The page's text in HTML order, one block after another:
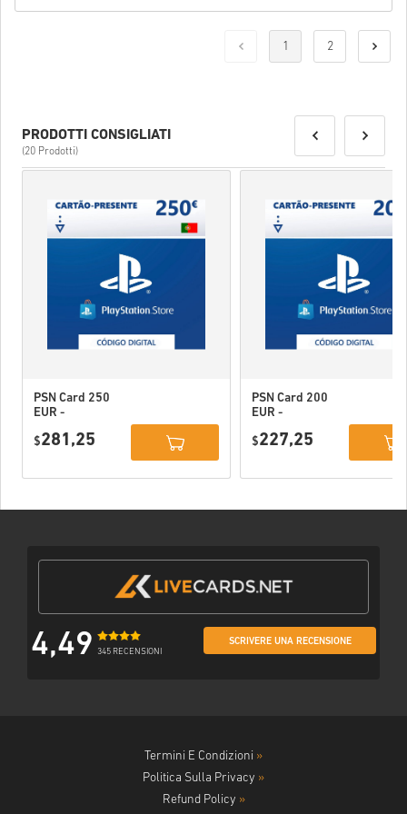
1 2
PRODOTTI CONSIGLIATI
(20 Prodotti)
PSN Card 250
EUR -
Network
$281,25
PSN Card 200
EUR -
Network
$227,25
4,49 345 RECENSIONI
SCRIVERE UNA RECENSIONE
Termini E Condizioni »
Politica Sulla Privacy »
Refund Policy »